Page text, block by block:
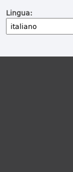
Lingua